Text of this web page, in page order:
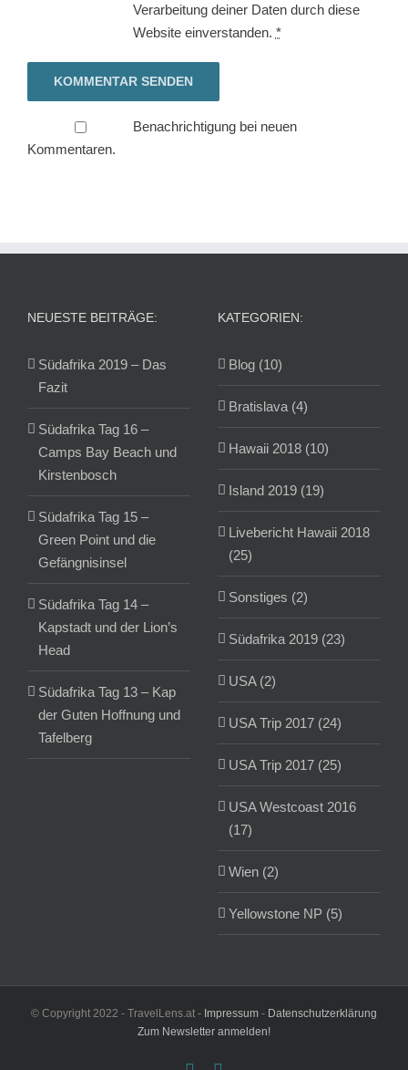
Verarbeitung deiner Daten durch diese
Website einverstanden. *
Benachrichtigung bei neuen
Kommentaren.
NEUESTE BEITRÄGE:
Südafrika 2019 – Das
Fazit
Südafrika Tag 16 –
Camps Bay Beach und
Kirstenbosch
Südafrika Tag 15 –
Green Point und die
Gefängnisinsel
Südafrika Tag 14 –
Kapstadt und der Lion’s
Head
Südafrika Tag 13 – Kap
der Guten Hoffnung und
Tafelberg
KATEGORIEN:
Blog (10)
Bratislava (4)
Hawaii 2018 (10)
Island 2019 (19)
Livebericht Hawaii 2018
(25)
Sonstiges (2)
Südafrika 2019 (23)
USA (2)
USA Trip 2017 (24)
USA Trip 2017 (25)
USA Westcoast 2016
(17)
Wien (2)
Yellowstone NP (5)
© Copyright 2022 - TravelLens.at - Impressum - Datenschutzerklärung
Zum Newsletter anmelden!